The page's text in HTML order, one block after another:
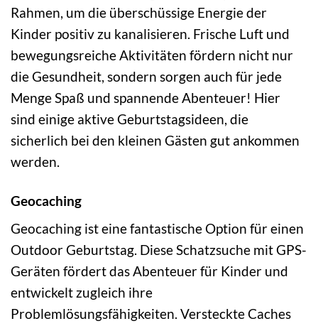
Rahmen, um die überschüssige Energie der
Kinder positiv zu kanalisieren. Frische Luft und
bewegungsreiche Aktivitäten fördern nicht nur
die Gesundheit, sondern sorgen auch für jede
Menge Spaß und spannende Abenteuer! Hier
sind einige aktive Geburtstagsideen, die
sicherlich bei den kleinen Gästen gut ankommen
werden.
Geocaching
Geocaching ist eine fantastische Option für einen
Outdoor Geburtstag. Diese Schatzsuche mit GPS-
Geräten fördert das Abenteuer für Kinder und
entwickelt zugleich ihre
Problemlösungsfähigkeiten. Versteckte Caches